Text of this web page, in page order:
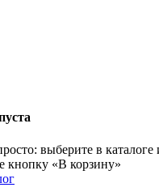
выберите в
кнопку «В корзину»